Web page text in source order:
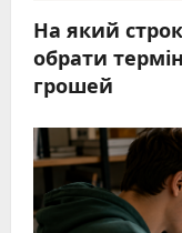
На який
обрати
грошей